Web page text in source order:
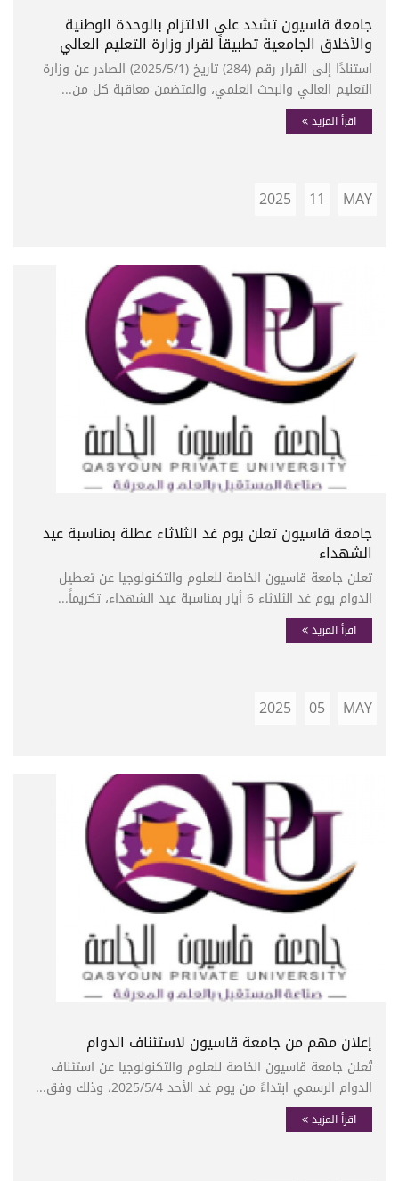
جامعة قاسيون تشدد على الالتزام بالوحدة الوطنية
والأخلاق الجامعية تطبيقاً لقرار وزارة التعليم العالي
استنادًا إلى القرار رقم (284) تاريخ (2025/5/1) الصادر عن وزارة
التعليم العالي والبحث العلمي، والمتضمن معاقبة كل من...
اقرأ المزيد
MAY
11
2025
جامعة قاسيون تعلن يوم غد الثلاثاء عطلة بمناسبة عيد
الشهداء
تعلن جامعة قاسيون الخاصة للعلوم والتكنولوجيا عن تعطيل
الدوام يوم غد الثلاثاء 6 أيار بمناسبة عيد الشهداء، تكريماً...
اقرأ المزيد
MAY
05
2025
إعلان مهم من جامعة قاسيون لاستئناف الدوام
تُعلن جامعة قاسيون الخاصة للعلوم والتكنولوجيا عن استئناف
الدوام الرسمي ابتداءً من يوم غد الأحد 2025/5/4، وذلك وفق...
اقرأ المزيد